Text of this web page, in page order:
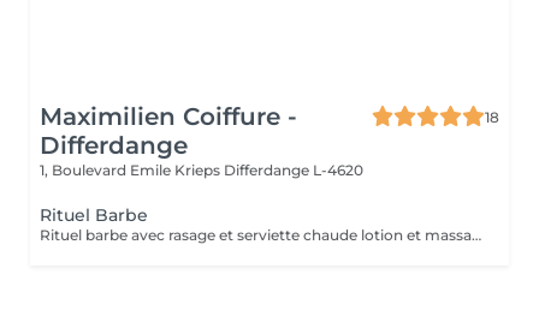
Maximilien Coiffure -
Differdange
18
1, Boulevard Emile Krieps Differdange L-4620
Rituel Barbe
Rituel barbe avec rasage et serviette chaude lotion et massage